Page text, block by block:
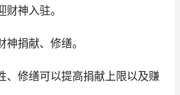
神入驻。
捐献、修缮。
修缮可以提高捐献上限以及赚